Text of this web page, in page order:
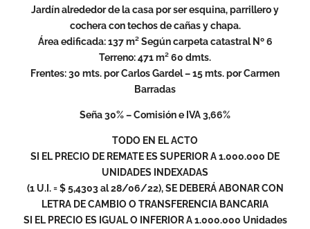
Jardín alrededor de la casa por ser esquina, parrillero y
cochera con techos de cañas y chapa.
Área edificada: 137 m² Según carpeta catastral Nº 6
Terreno: 471 m² 60 dmts.
Frentes: 30 mts. por Carlos Gardel – 15 mts. por Carmen
Barradas
Seña 30% – Comisión e IVA 3,66%
TODO EN EL ACTO
SI EL PRECIO DE REMATE ES SUPERIOR A 1.000.000 DE
UNIDADES INDEXADAS
(1 U.I. = $ 5,4303 al 28/06/22), SE DEBERÁ ABONAR CON
LETRA DE CAMBIO O TRANSFERENCIA BANCARIA
SI EL PRECIO ES IGUAL O INFERIOR A 1.000.000 Unidades